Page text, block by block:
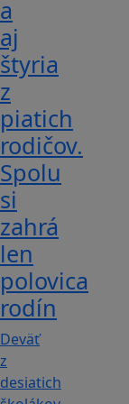
a
aj
štyria
z
piatich
rodičov.
Spolu
si
zahrá
len
polovica
rodín
Deväť
z
desiatich